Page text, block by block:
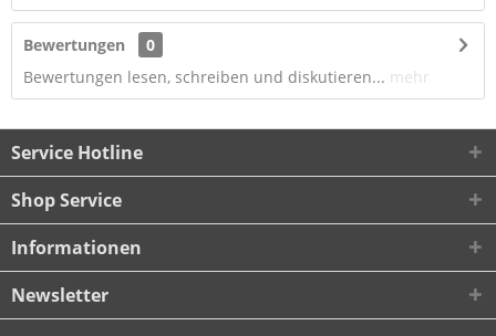
Bewertungen
0
Bewertungen lesen, schreiben und diskutieren... mehr
Service Hotline
Shop Service
Informationen
Newsletter